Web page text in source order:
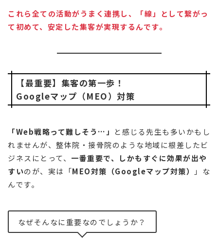
これら全ての活動がうまく連携し、「線」として繋がっ
て初めて、安定した集客が実現するんです。
【最重要】集客の第一歩！
Googleマップ（MEO）対策
「Web戦略って難しそう…」
と感じる先生も多いかもし
れませんが、整体院・接骨院のような地域に根差したビ
ジネスにとって、 一番重要で、しかもすぐに効果が出や
すいのが、実は「MEO対策（Googleマップ対策）
」な
んです。
なぜそんなに重要なのでしょうか？